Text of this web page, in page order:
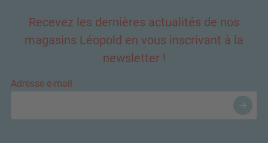
Recevez les dernières actualités de nos
magasins Léopold en vous inscrivant à la
newsletter !
Adresse e-mail